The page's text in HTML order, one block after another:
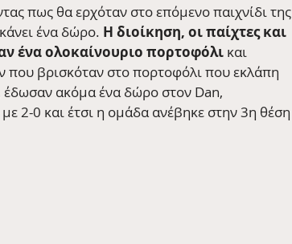
πως θα ερχόταν στο επόμενο παιχνίδι της
ένα δώρο. Η διοίκηση, οι παίχτες και
ένα ολοκαίνουριο πορτοφόλι και
βρισκόταν στο πορτοφόλι που εκλάπη
έδωσαν ακόμα ένα δώρο στον Dan,
με 2-0 και έτσι η ομάδα ανέβηκε στην 3η θέση